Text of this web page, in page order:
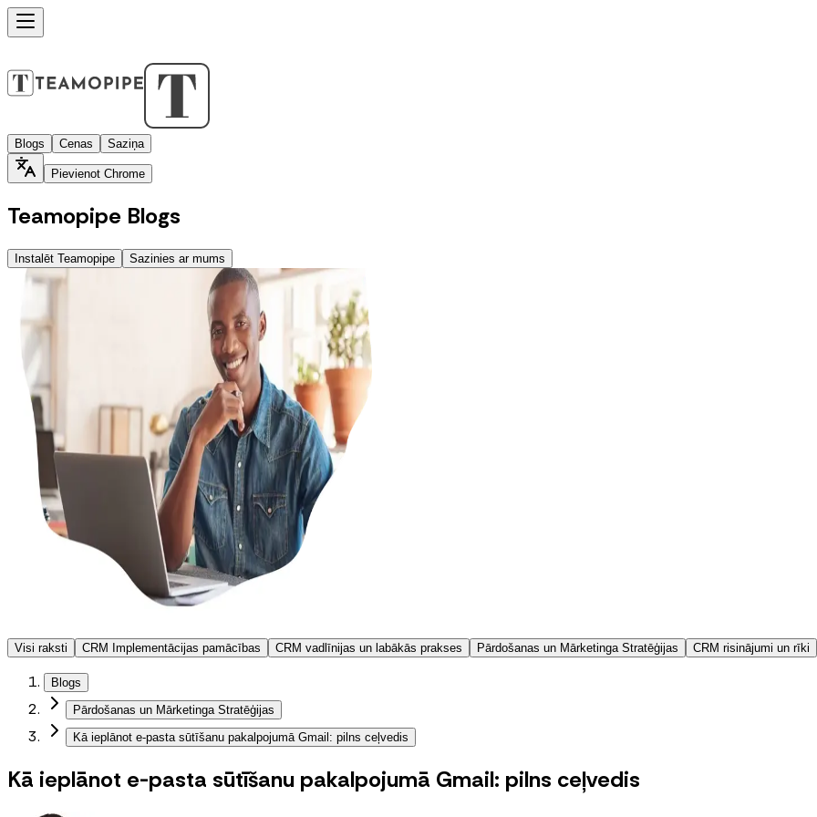
Blogs Cenas Saziņa
Pievienot Chrome
Teamopipe Blogs
Instalēt Teamopipe Sazinies ar mums
Visi raksti CRM Implementācijas pamācības CRM vadlīnijas un labākās prakses Pārdošanas un Mārketinga Stratēģijas CRM risinājumi un rīki
Blogs
Pārdošanas un Mārketinga Stratēģijas
Kā ieplānot e-pasta sūtīšanu pakalpojumā Gmail: pilns ceļvedis
Kā ieplānot e-pasta sūtīšanu pakalpojumā Gmail: pilns ceļvedis